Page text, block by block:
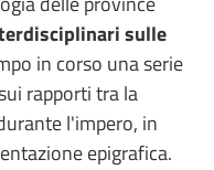
sulle
in corso una serie
rapporti tra la
l'impero, in
epigrafica.